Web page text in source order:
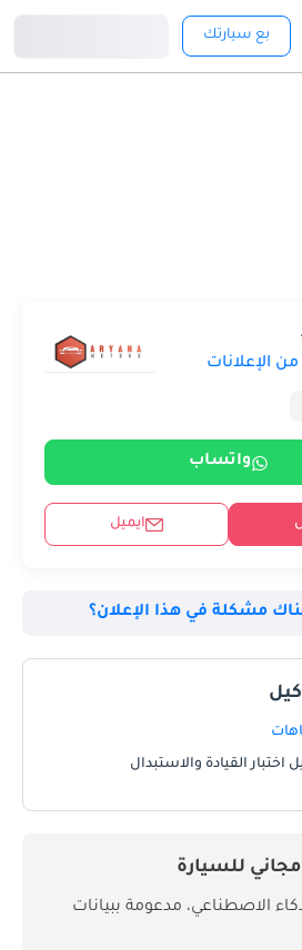
بع سيارتك
الإعلانات
واتساب
ايميل
مشكلة في هذا الإعلان؟
اختبار القيادة والاستبدال
للسيارة
الاصطناعي، مدعومة ببيانات